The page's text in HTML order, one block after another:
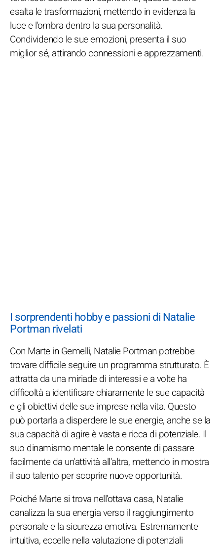
esalta le trasformazioni, mettendo in evidenza la
luce e l'ombra dentro la sua personalità.
Condividendo le sue emozioni, presenta il suo
miglior sé, attirando connessioni e apprezzamenti.
I sorprendenti hobby e passioni di Natalie
Portman rivelati
Con Marte in Gemelli, Natalie Portman potrebbe
trovare difficile seguire un programma strutturato. È
attratta da una miriade di interessi e a volte ha
difficoltà a identificare chiaramente le sue capacità
e gli obiettivi delle sue imprese nella vita. Questo
può portarla a disperdere le sue energie, anche se la
sua capacità di agire è vasta e ricca di potenziale. Il
suo dinamismo mentale le consente di passare
facilmente da un'attività all'altra, mettendo in mostra
il suo talento per scoprire nuove opportunità.
Poiché Marte si trova nell'ottava casa, Natalie
canalizza la sua energia verso il raggiungimento
personale e la sicurezza emotiva. Estremamente
intuitiva, eccelle nella valutazione di potenziali